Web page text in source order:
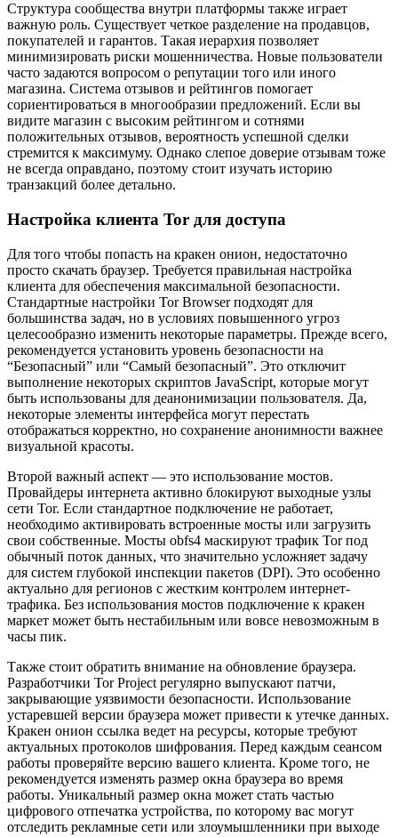
Структура сообщества внутри платформы также играет
важную роль. Существует четкое разделение на продавцов,
покупателей и гарантов. Такая иерархия позволяет
минимизировать риски мошенничества. Новые пользователи
часто задаются вопросом о репутации того или иного
магазина. Система отзывов и рейтингов помогает
сориентироваться в многообразии предложений. Если вы
видите магазин с высоким рейтингом и сотнями
положительных отзывов, вероятность успешной сделки
стремится к максимуму. Однако слепое доверие отзывам тоже
не всегда оправдано, поэтому стоит изучать историю
транзакций более детально.
Настройка клиента Tor для доступа
Для того чтобы попасть на кракен онион, недостаточно
просто скачать браузер. Требуется правильная настройка
клиента для обеспечения максимальной безопасности.
Стандартные настройки Tor Browser подходят для
большинства задач, но в условиях повышенного угроз
целесообразно изменить некоторые параметры. Прежде всего,
рекомендуется установить уровень безопасности на
“Безопасный” или “Самый безопасный”. Это отключит
выполнение некоторых скриптов JavaScript, которые могут
быть использованы для деанонимизации пользователя. Да,
некоторые элементы интерфейса могут перестать
отображаться корректно, но сохранение анонимности важнее
визуальной красоты.
Второй важный аспект — это использование мостов.
Провайдеры интернета активно блокируют выходные узлы
сети Tor. Если стандартное подключение не работает,
необходимо активировать встроенные мосты или загрузить
свои собственные. Мосты obfs4 маскируют трафик Tor под
обычный поток данных, что значительно усложняет задачу
для систем глубокой инспекции пакетов (DPI). Это особенно
актуально для регионов с жестким контролем интернет-
трафика. Без использования мостов подключение к кракен
маркет может быть нестабильным или вовсе невозможным в
часы пик.
Также стоит обратить внимание на обновление браузера.
Разработчики Tor Project регулярно выпускают патчи,
закрывающие уязвимости безопасности. Использование
устаревшей версии браузера может привести к утечке данных.
Кракен онион ссылка ведет на ресурсы, которые требуют
актуальных протоколов шифрования. Перед каждым сеансом
работы проверяйте версию вашего клиента. Кроме того, не
рекомендуется изменять размер окна браузера во время
работы. Уникальный размер окна может стать частью
цифрового отпечатка устройства, по которому вас могут
отследить рекламные сети или злоумышленники при выходе